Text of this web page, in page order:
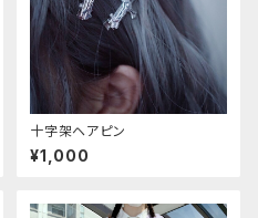
十字架ヘアピン
¥1,000